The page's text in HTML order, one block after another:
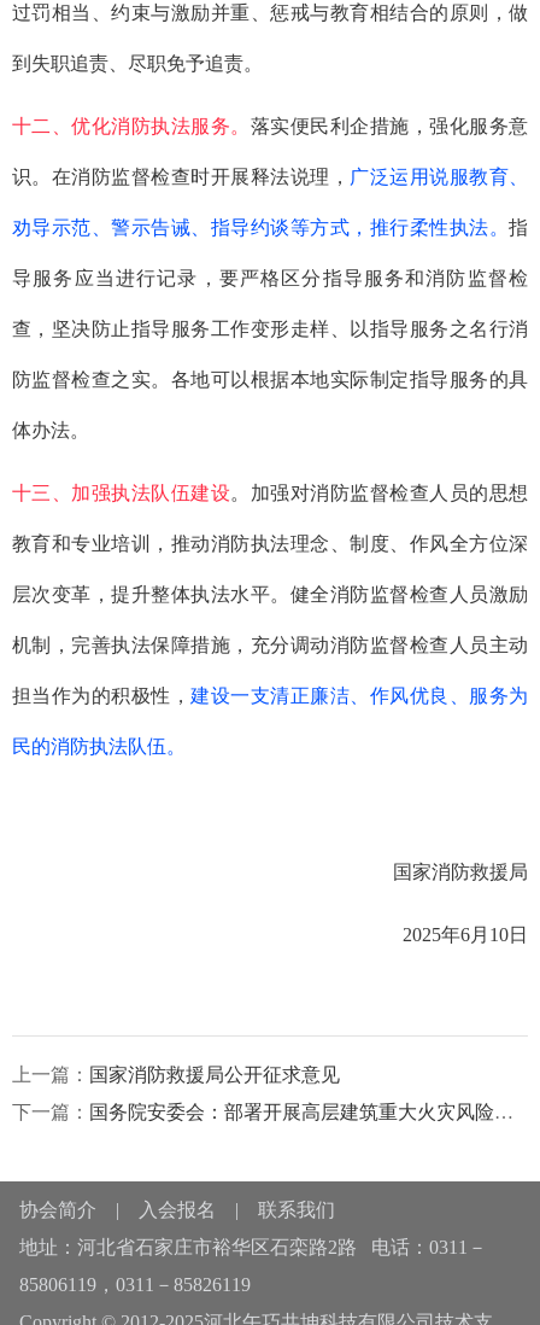
过罚相当、约束与激励并重、惩戒与教育相结合的原则，做
到失职追责、尽职免予追责。
十二、优化消防执法服务。 落实便民利企措施，强化服务意
识。在消防监督检查时开展释法说理， 广泛运用说服教育、
劝导示范、警示告诫、指导约谈等方式，推行柔性执法。 指
导服务应当进行记录，要严格区分指导服务和消防监督检
查，坚决防止指导服务工作变形走样、以指导服务之名行消
防监督检查之实。各地可以根据本地实际制定指导服务的具
体办法。
十三、加强执法队伍建设。加强对消防监督检查人员的思想
教育和专业培训，推动消防执法理念、制度、作风全方位深
层次变革，提升整体执法水平。健全消防监督检查人员激励
机制，完善执法保障措施，充分调动消防监督检查人员主动
担当作为的积极性，建设一支清正廉洁、作风优良、服务为
民的消防执法队伍。
国家消防救援局
2025年6月10日
上一篇： 国家消防救援局公开征求意见
下一篇： 国务院安委会：部署开展高层建筑重大火灾风险隐患排查整治行动
协会简介 | 入会报名 | 联系我们
地址：河北省石家庄市裕华区石栾路2路 电话：0311－
85806119，0311－85826119